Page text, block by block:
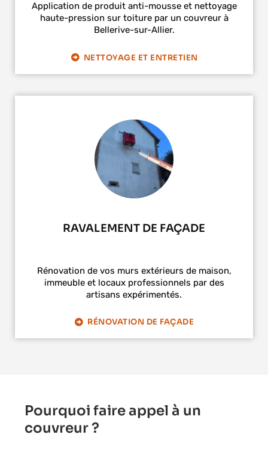
Application de produit anti-mousse et nettoyage
haute-pression sur toiture par un couvreur à
Bellerive-sur-Allier.
NETTOYAGE ET ENTRETIEN
RAVALEMENT DE FAÇADE
Rénovation de vos murs extérieurs de maison,
immeuble et locaux professionnels par des
artisans expérimentés.
RÉNOVATION DE FAÇADE
Pourquoi faire appel à un
couvreur ?